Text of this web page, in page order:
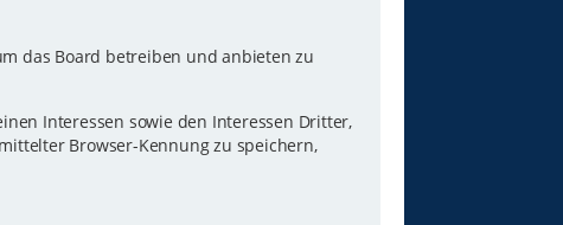
das Board betreiben und anbieten zu
Interessen sowie den Interessen Dritter,
Browser-Kennung zu speichern,